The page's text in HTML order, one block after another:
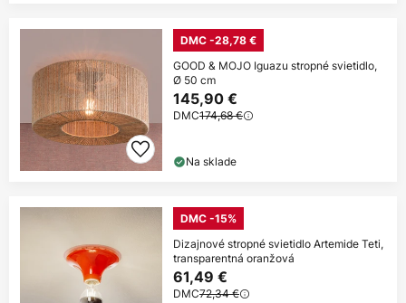
DMC -28,78 €
GOOD & MOJO Iguazu stropné svietidlo,
Ø 50 cm
145,90 €
DMC174,68 €
Na sklade
DMC -15%
Dizajnové stropné svietidlo Artemide Teti,
transparentná oranžová
61,49 €
DMC72,34 €